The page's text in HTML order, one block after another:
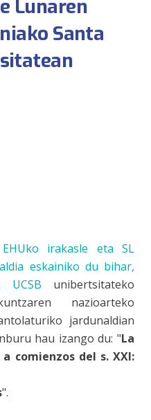
Lunaren
Santa
irakasle eta SL
eskainiko du bihar,
UCSB unibertsitateko
nazioarteko
jardunaldian
hau izango du: "La
comienzos del s. XXI:
".